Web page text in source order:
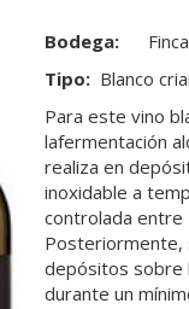
Bodega:
Finca
Tipo: Blanco
Para este vino
lafermentación
realiza en
inoxidable a
controlada entre
Posteriormente,
depósitos sobre
durante un